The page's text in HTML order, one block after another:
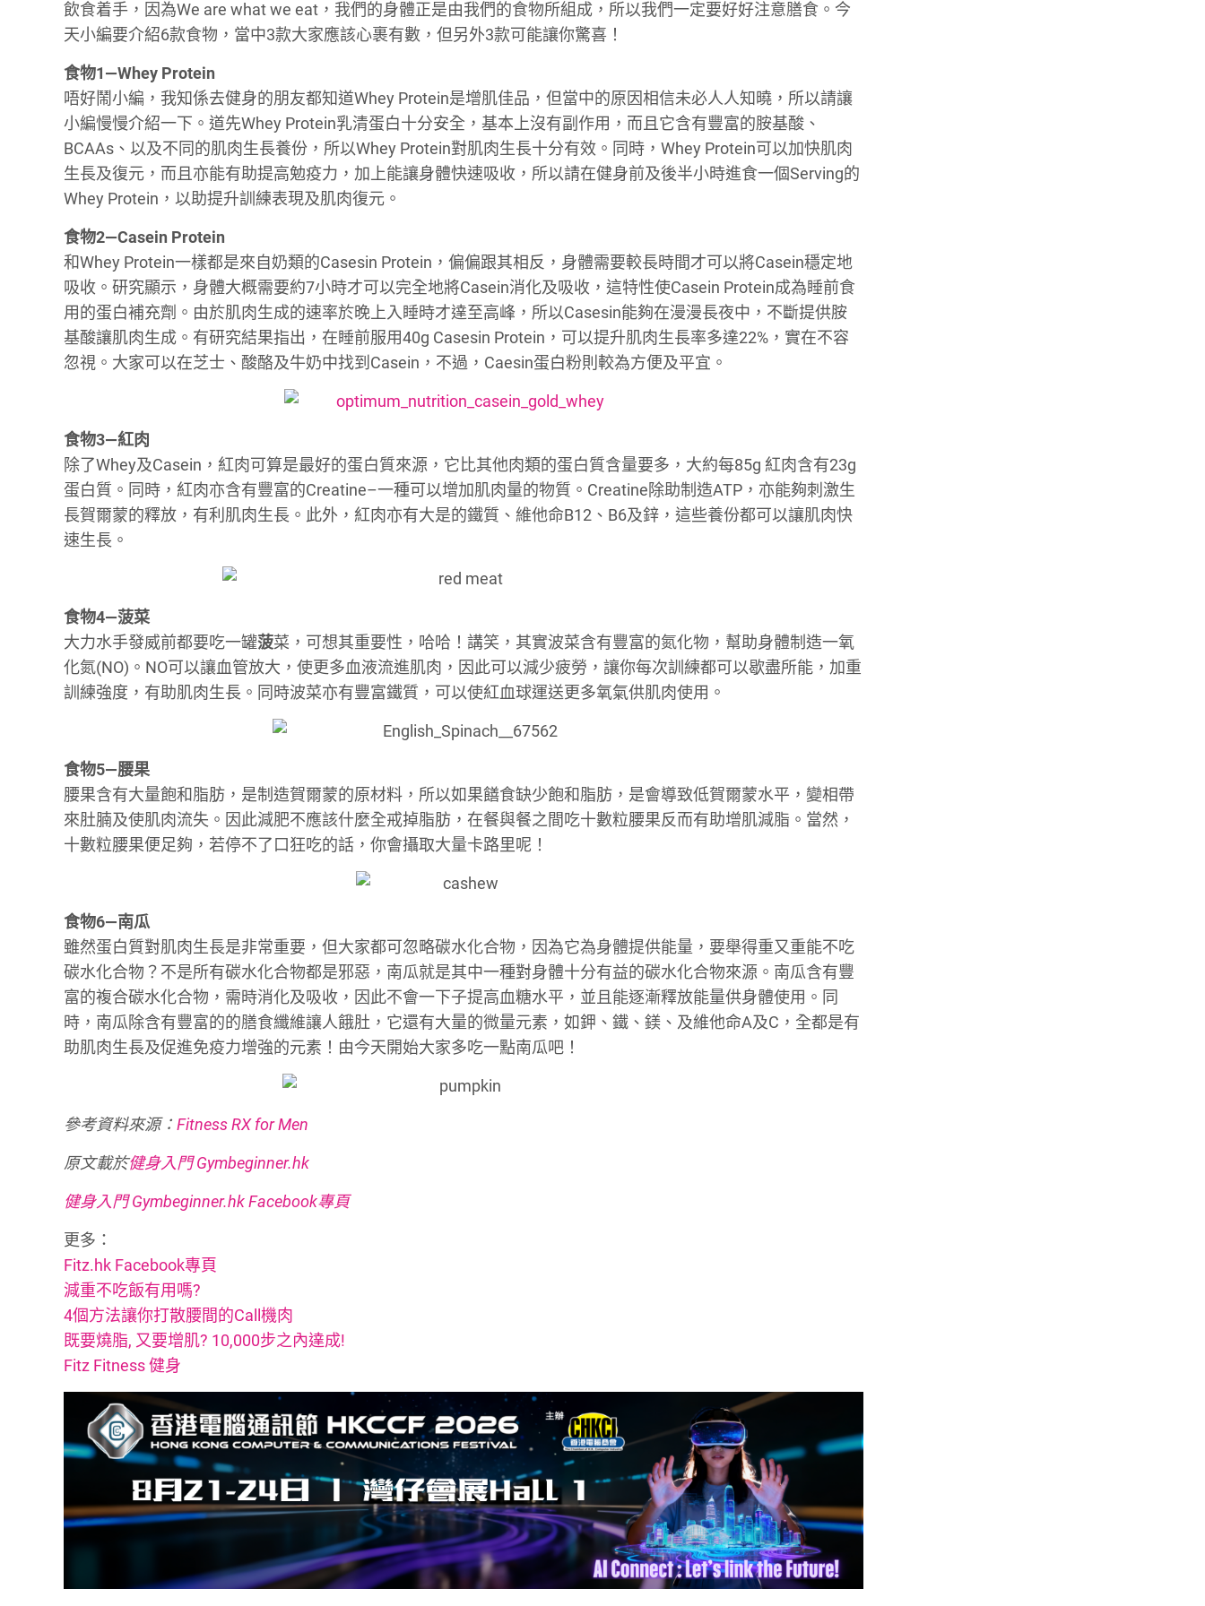
飲食着手，因為We are what we eat，我們的身體正是由我們的食物所組成，所以我們一定要好好注意膳食。今
天小編要介紹6款食物，當中3款大家應該心裹有數，但另外3款可能讓你驚喜！
食物1—Whey Protein
唔好鬧小編，我知係去健身的朋友都知道Whey Protein是增肌佳品，但當中的原因相信未必人人知曉，所以請讓
小編慢慢介紹一下。道先Whey Protein乳清蛋白十分安全，基本上沒有副作用，而且它含有豐富的胺基酸、
BCAAs、以及不同的肌肉生長養份，所以Whey Protein對肌肉生長十分有效。同時，Whey Protein可以加快肌肉
生長及復元，而且亦能有助提高勉疫力，加上能讓身體快速吸收，所以請在健身前及後半小時進食一個Serving的
Whey Protein，以助提升訓練表現及肌肉復元。
食物2—Casein Protein
和Whey Protein一樣都是來自奶類的Casesin Protein，偏偏跟其相反，身體需要較長時間才可以將Casein穩定地
吸收。研究顯示，身體大概需要約7小時才可以完全地將Casein消化及吸收，這特性使Casein Protein成為睡前食
用的蛋白補充劑。由於肌肉生成的速率於晚上入睡時才達至高峰，所以Casesin能夠在漫漫長夜中，不斷提供胺
基酸讓肌肉生成。有研究結果指出，在睡前服用40g Casesin Protein，可以提升肌肉生長率多達22%，實在不容
忽視。大家可以在芝士、酸酪及牛奶中找到Casein，不過，Caesin蛋白粉則較為方便及平宜。
食物3—紅肉
除了Whey及Casein，紅肉可算是最好的蛋白質來源，它比其他肉類的蛋白質含量要多，大約每85g 紅肉含有23g
蛋白質。同時，紅肉亦含有豐富的Creatine–一種可以增加肌肉量的物質。Creatine除助制造ATP，亦能夠刺激生
長賀爾蒙的釋放，有利肌肉生長。此外，紅肉亦有大是的鐵質、維他命B12、B6及鋅，這些養份都可以讓肌肉快
速生長。
食物4—菠菜
大力水手發威前都要吃一罐菠菜，可想其重要性，哈哈！講笑，其實波菜含有豐富的氮化物，幫助身體制造一氧
化氮(NO)。NO可以讓血管放大，使更多血液流進肌肉，因此可以減少疲勞，讓你每次訓練都可以歇盡所能，加重
訓練強度，有助肌肉生長。同時波菜亦有豐富鐵質，可以使紅血球運送更多氧氣供肌肉使用。
食物5—腰果
腰果含有大量飽和脂肪，是制造賀爾蒙的原材料，所以如果饍食缺少飽和脂肪，是會導致低賀爾蒙水平，變相帶
來肚腩及使肌肉流失。因此減肥不應該什麼全戒掉脂肪，在餐與餐之間吃十數粒腰果反而有助增肌減脂。當然，
十數粒腰果便足夠，若停不了口狂吃的話，你會攝取大量卡路里呢！
食物6—南瓜
雖然蛋白質對肌肉生長是非常重要，但大家都可忽略碳水化合物，因為它為身體提供能量，要舉得重又重能不吃
碳水化合物？不是所有碳水化合物都是邪惡，南瓜就是其中一種對身體十分有益的碳水化合物來源。南瓜含有豐
富的複合碳水化合物，需時消化及吸收，因此不會一下子提高血糖水平，並且能逐漸釋放能量供身體使用。同
時，南瓜除含有豐富的的膳食纖維讓人餓肚，它還有大量的微量元素，如鉀、鐵、鎂、及維他命A及C，全都是有
助肌肉生長及促進免疫力增強的元素！由今天開始大家多吃一點南瓜吧！
參考資料來源：Fitness RX for Men
原文載於健身入門 Gymbeginner.hk
健身入門 Gymbeginner.hk Facebook專頁
更多：
Fitz.hk Facebook專頁
減重不吃飯有用嗎?
4個方法讓你打散腰間的Call機肉
既要燒脂, 又要增肌? 10,000步之內達成!
Fitz Fitness 健身